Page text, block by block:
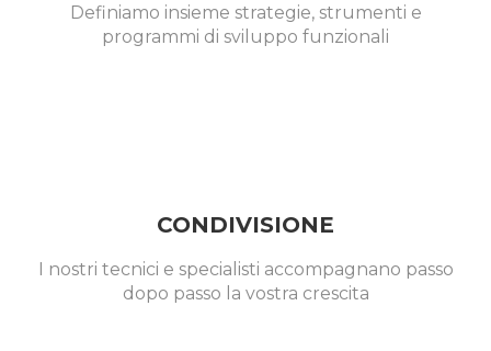
Definiamo insieme strategie, strumenti e
programmi di sviluppo funzionali
CONDIVISIONE
I nostri tecnici e specialisti accompagnano passo
dopo passo la vostra crescita